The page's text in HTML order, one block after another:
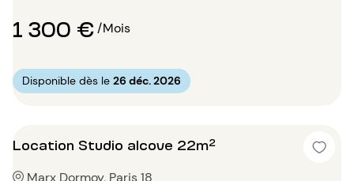
1 300 €/Mois
Disponible dès le 26 déc. 2026
Location Studio alcove 22m²